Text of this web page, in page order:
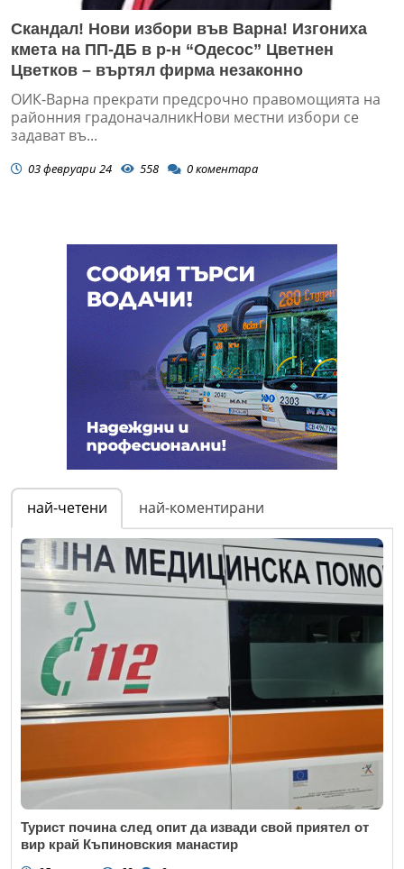
Скандал! Нови избори във Варна! Изгониха
кмета на ПП-ДБ в р-н “Одесос” Цветнен
Цветков – въртял фирма незаконно
ОИК-Варна прекрати предсрочно правомощията на
районния градоначалникНови местни избори се
задават въ...
03 февруари 24 558 0коментара
най-четени най-коментирани
Турист почина след опит да извади свой приятел от
вир край Къпиновския манастир